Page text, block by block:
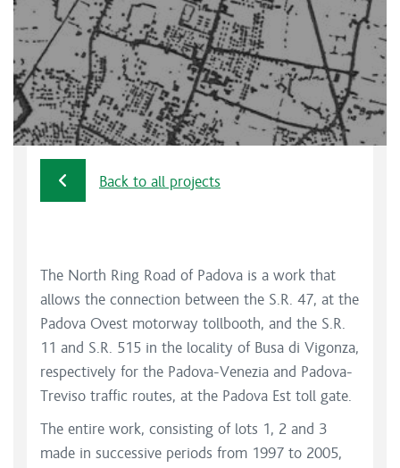
Back to all projects
The North Ring Road of Padova is a work that
allows the connection between the S.R. 47, at the
Padova Ovest motorway tollbooth, and the S.R.
11 and S.R. 515 in the locality of Busa di Vigonza,
respectively for the Padova-Venezia and Padova-
Treviso traffic routes, at the Padova Est toll gate.
The entire work, consisting of lots 1, 2 and 3
made in successive periods from 1997 to 2005,